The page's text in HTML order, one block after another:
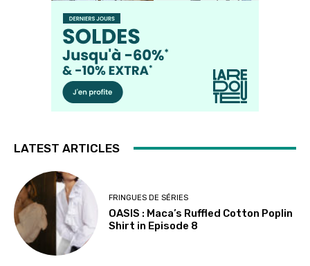
LATEST ARTICLES
FRINGUES DE SÉRIES
OASIS : Maca’s Ruffled Cotton Poplin
Shirt in Episode 8